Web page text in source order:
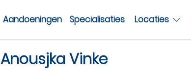
Aandoeningen Specialisaties Locaties
Anousjka Vinke